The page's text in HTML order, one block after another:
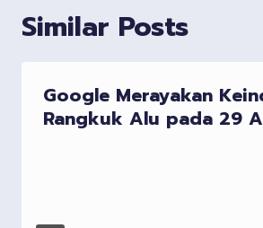
Similar Posts
Google Merayakan
Rangkuk Alu pada 29